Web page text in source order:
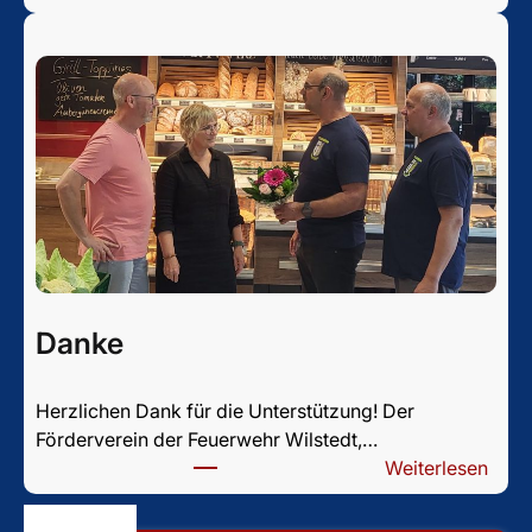
s
W
t
t
b
e
w
e
r
b
2
Danke
Herzlichen Dank für die Unterstützung! Der
Förderverein der Feuerwehr Wilstedt,…
Weiterlesen:
D